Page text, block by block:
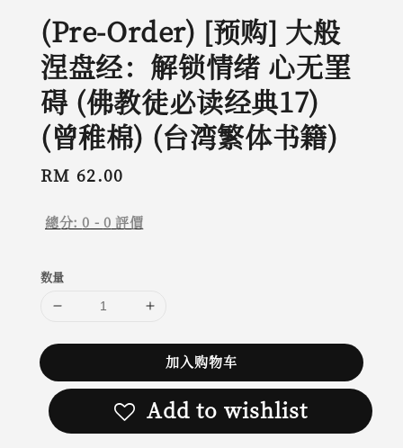
(Pre-Order) [预购] 大般
涅盘经：解锁情绪 心无罣
碍 (佛教徒必读经典17)
(曾稚棉) (台湾繁体书籍)
Regular
RM 62.00
總分:0 - 0 評價
数量
加入购物车
Add to wishlist